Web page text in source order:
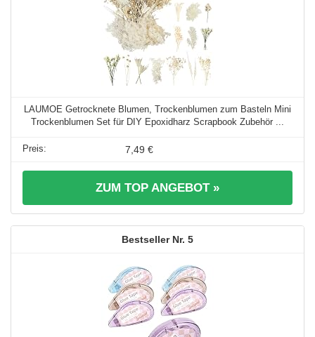
LAUMOE Getrocknete Blumen, Trockenblumen zum Basteln Mini
Trockenblumen Set für DIY Epoxidharz Scrapbook Zubehör ...
7,49 €
ZUM TOP ANGEBOT »
5